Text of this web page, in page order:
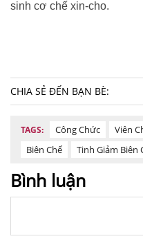
sinh cơ chế xin-cho.
CHIA SẺ ĐẾN BẠN BÈ:
TAGS: Công Chức Viên
Biên Chế
Tinh Giảm Biên
Bình luận